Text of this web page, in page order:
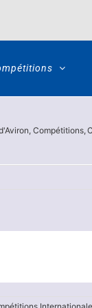
Compétitions